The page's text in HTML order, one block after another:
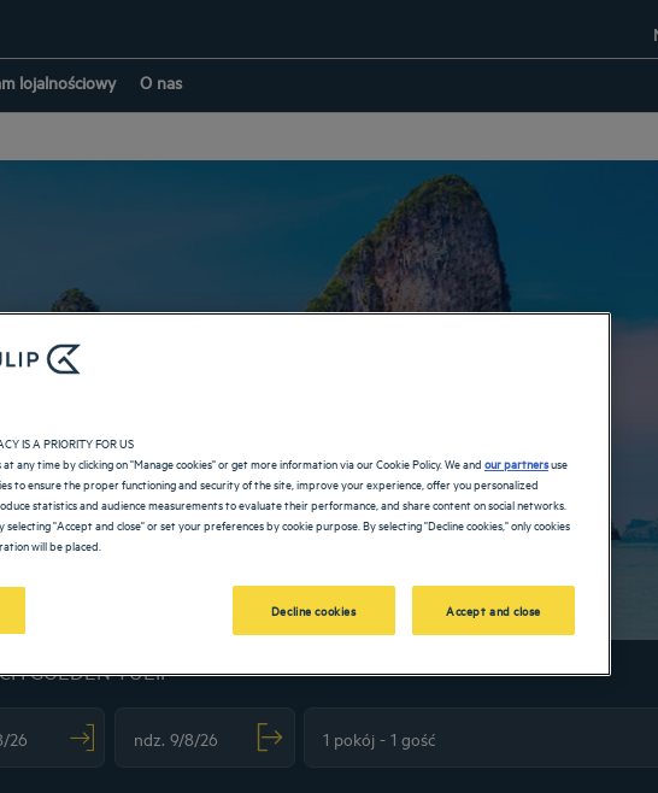
lojalnościowy O nas
w: Tajlandia
POWRÓT DO CELÓW PODRÓŻY
GOLDEN TULIP
IS A PRIORITY FOR US
at any time by clicking on "Manage cookies" or get more information via our Cookie Policy. We andour partnersuse
to ensure the proper functioning and security of the site, improve your experience, offer you personalized
statistics and audience measurements to evaluate their performance, and share content on social networks.
selecting "Accept and close" or set your preferences by cookie purpose. By selecting "Decline cookies," only cookies
will be placed.
Decline cookies Accept and close